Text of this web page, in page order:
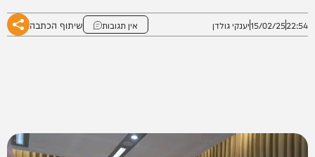
22:54
15/02/25יענקי גולדן אין תגובות שיתוף הכתבה